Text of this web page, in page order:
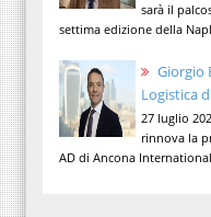
sarà il
settima edizione della
Giorgio
Logistica
27 luglio
rinnova la
AD di Ancona